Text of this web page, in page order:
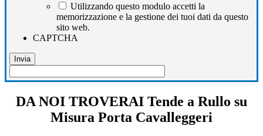
Utilizzando questo modulo accetti la
memorizzazione e la gestione dei tuoi dati da questo
sito web.
CAPTCHA
DA NOI TROVERAI Tende a Rullo su
Misura Porta Cavalleggeri